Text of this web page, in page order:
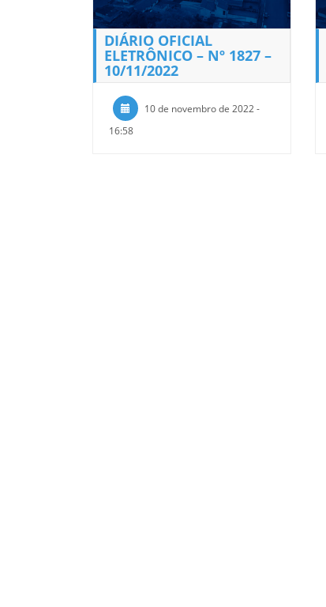
DIÁRIO OFICIAL
ELETRÔNICO – Nº 1827 –
10/11/2022
10 de novembro de 2022 -
16:58